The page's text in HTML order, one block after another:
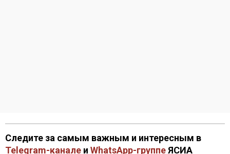
Следите за самым важным и интересным в
Telegram-канале и WhatsApp-группеЯСИА